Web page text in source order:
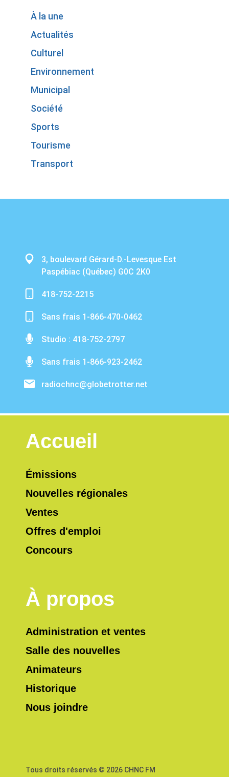
À la une
Actualités
Culturel
Environnement
Municipal
Société
Sports
Tourisme
Transport
3, boulevard Gérard-D.-Levesque Est
Paspébiac (Québec) G0C 2K0
418-752-2215
Sans frais 1-866-470-0462
Studio : 418-752-2797
Sans frais 1-866-923-2462
radiochnc@globetrotter.net
Accueil
Émissions
Nouvelles régionales
Ventes
Offres d'emploi
Concours
À propos
Administration et ventes
Salle des nouvelles
Animateurs
Historique
Nous joindre
Tous droits réservés © 2026 CHNC FM